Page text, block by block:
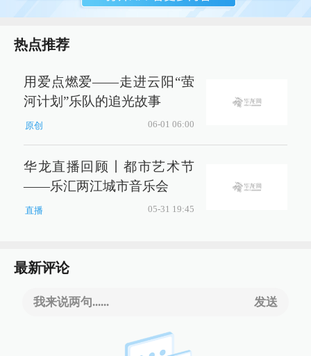
热点推荐
用爱点燃爱——走进云阳“萤
河计划”乐队的追光故事
原创 06-01 06:00
华龙直播回顾丨都市艺术节
——乐汇两江城市音乐会
直播 05-31 19:45
最新评论
我来说两句...... 发送